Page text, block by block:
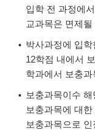
입학 전 과정에
교과목은 면제될
박사과정에 입
12학점 내에서
학과에서 보충
보충과목이수
보충과목에 대
보충과목으로